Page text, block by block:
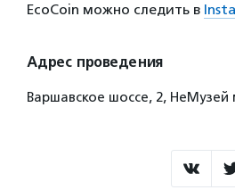
EcoCoin можно следить в
Адрес проведения
Варшавское шоссе, 2, НеМузей